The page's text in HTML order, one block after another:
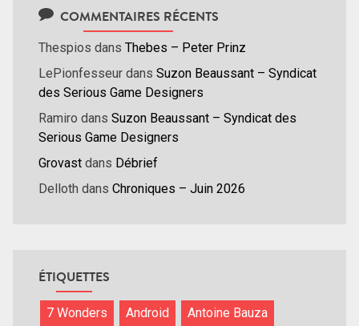
COMMENTAIRES RÉCENTS
Thespios dans Thebes – Peter Prinz
LePionfesseur dans Suzon Beaussant – Syndicat
des Serious Game Designers
Ramiro dans Suzon Beaussant – Syndicat des
Serious Game Designers
Grovast dans Débrief
Delloth dans Chroniques – Juin 2026
ÉTIQUETTES
7 Wonders Android
Antoine Bauza